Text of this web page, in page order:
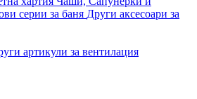
серии за баня Други аксесоари за
артикули за вентилация